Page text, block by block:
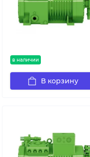
в наличии
В корзину